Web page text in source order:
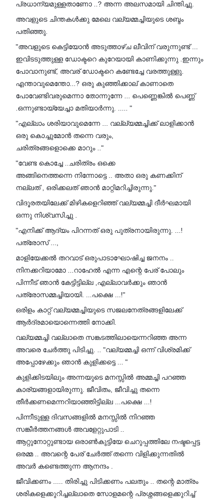
പ്രധാന്യമുള്ളതാണോ ..? അന്ന അലസമായി ചിന്തിച്ചു.
അവളുടെ ചിന്തകൾക്കു മേലെ വല്യമ്മച്ചിയുടെ ശബ്ദം
പതിഞ്ഞു.
"അവളുടെ കെട്ടിയോൻ അടുത്താഴ്ച ലീവിന് വരുന്നുണ്ട് ...
ഇവിടടുത്തുള്ള ഡോക്ടറെ കുറേയായി കാണിക്കുന്നു .ഇന്നും
പോവാനുണ്ട്, അവര് ഡോക്ടറെ കണ്ടേച്ചേ വരത്തുള്ളു.
എന്താവുമെന്തോ...? ഒരു കുഞ്ഞിക്കാല് കാണാതെ
പോവേണ്ടിവരുമെന്നാ തോന്നുന്നേ ... പെണ്ണെങ്കിൽ പെണ്ണ്
.ഒന്നുണ്ടായ്യേച്ചാ മതിയാർന്നു. ..... "
"എല്ലാം ശരിയാവുമെന്നേ ... വല്ല്യമ്മച്ചിക്ക് ലാളിക്കാൻ
ഒരു കൊച്ചുമോൻ തന്നെ വരും,
ചരിത്രങ്ങളൊക്കെ മാറും .."
"വേണ്ട കൊച്ചേ ..ചരിത്രം ഒക്കെ
അങ്ങിനെത്തന്നെ നിന്നോട്ടെ .. അതാ ഒരു കണക്കിന്
നല്ലത് , ഒരിക്കലത് ഞാൻ മാറ്റിമറിച്ചിരുന്നു."
വിദൂരതയിലേക്ക് മിഴികളെറിഞ്ഞ് വല്യമ്മച്ചി ദീർഘമായി
ഒന്നു നിശ്വസിച്ചു .
"എനിക്ക് ആദ്യം പിറന്നത് ഒരു പുത്രനായിരുന്നു. ...!
പത്രോസ് ...,
മാളിയേക്കൽ തറവാട് ഒരുപാടാഘോഷിച്ച ജനനം ..
നിനക്കറിയാമോ ...റാഹേൽ എന്ന എന്റെ പേര് പോലും
പിന്നീട് ഞാൻ കേട്ടിട്ടില്ല ,എല്ലാവർക്കും ഞാൻ
പത്രോസമ്മച്ചിയായി. ...പക്ഷെ ...!"
ഒരിളം കാറ്റ് വല്യമ്മച്ചിയുടെ സജലനേത്രങ്ങളിലേക്ക്
ആർദ്രമായൊന്നെത്തി നോക്കി.
വല്യമ്മച്ചി വല്ലാതെ സങ്കടത്തിലായെന്നറിഞ്ഞ അന്ന
അവരെ ചേർത്തു പിടിച്ചു. .. "വല്യമ്മച്ചി ഒന്ന് വിശ്രമിക്ക്
അപ്പോഴേക്കും ഞാൻ കുളിക്കട്ടെ ... "
കുളിക്കിടയിലും അന്നയുടെ മനസ്സിൽ അമ്മച്ചി പറഞ്ഞ
കാര്യങ്ങളായിരുന്നു. ജീവിതം, ജീവിച്ചു തന്നെ
തീർക്കണമെന്നറിയാഞ്ഞിട്ടില്ല ...പക്ഷെ ...!
പിന്നീടുള്ള ദിവസങ്ങളിൽ മനസ്സിൽ നിറഞ്ഞ
സങ്കീർത്തനങ്ങൾ അവളേറ്റുപാടി ..
ആറ്റുനോറ്റുണ്ടായ ഒരാൺകുട്ടിയേ ചെറുപ്പത്തിലേ നഷ്ടപ്പെട്ട
ഒരമ്മ .. അവന്റെ പേര് ചേർത്ത് തന്നെ വിളിക്കുന്നതിൽ
അവർ കണ്ടെത്തുന്ന ആനന്ദം .
ജീവിക്കണം ..... തിരിച്ചു പിടിക്കണം പലതും .. തന്റെ മാത്രം
ശരികളെക്കുറിച്ചല്ലാതെ സോളമന്റെ പ്രശ്നങ്ങളെക്കുറിച്ച്